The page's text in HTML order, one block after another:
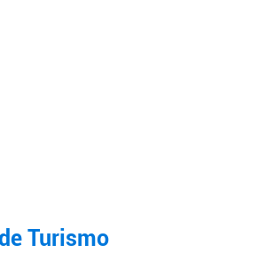
Turismo